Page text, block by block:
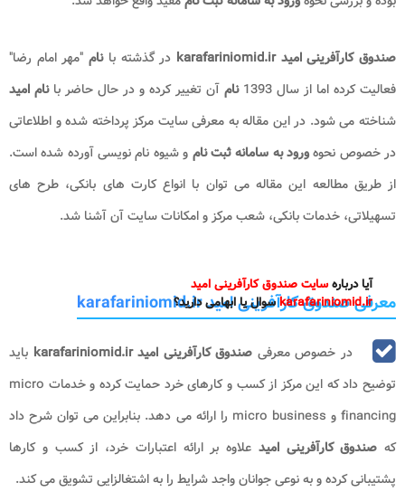
صندوق کارآفرینی امید karafariniomid.ir در گذشته بانام "مهر امام رضا"
فعالیت کرده اما از سال 1393
نام آن تغییر کرده و در حال حاضر بانام امید
شناخته می شود. در این مقاله به معرفی سایت مرکز پرداخته شده و اطلاعاتی
در خصوص نحوهورود به سامانه ثبت نام و شیوه نام نویسی آورده شده است.
از طریق مطالعه این مقاله می توان با انواع کارت های بانکی، طرح های
تسهیلاتی، خدمات بانکی، شعب مرکز و امکانات سایت آن آشنا شد.
آیا دربارهسایت صندوق کارآفرینی امید
karafariniomid.irسوال یا ابهامی دارید؟
معرفی صندوق کارآفرینی امید karafariniomid.ir
در خصوص معرفی صندوق کارآفرینی امید karafariniomid.ir
باید
توضیح داد که این مرکز از کسب و کارهای خرد حمایت کرده و خدمات micro
financing و micro business را ارائه می دهد. بنابراین می توان شرح داد
که صندوق کارآفرینی امید علاوه بر ارائه اعتبارات خرد، از کسب و کارها
پشتیبانی کرده و به نوعی جوانان واجد شرایط را به اشتغالزایی تشویق می کند.